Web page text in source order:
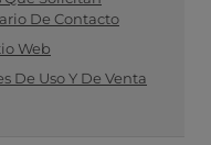
De Contacto
Web
De Uso Y De Venta